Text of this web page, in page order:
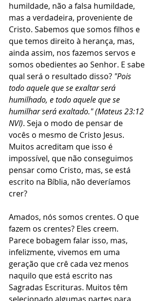
humildade, não a falsa humildade,
mas a verdadeira, proveniente de
Cristo. Sabemos que somos filhos e
que temos direito à herança, mas,
ainda assim, nos fazemos servos e
somos obedientes ao Senhor. E sabe
qual será o resultado disso? "Pois
todo aquele que se exaltar será
humilhado, e todo aquele que se
humilhar será exaltado." (Mateus 23:12
NVI). Seja o modo de pensar de
vocês o mesmo de Cristo Jesus.
Muitos acreditam que isso é
impossível, que não conseguimos
pensar como Cristo, mas, se está
escrito na Bíblia, não deveríamos
crer?
Amados, nós somos crentes. O que
fazem os crentes? Eles creem.
Parece bobagem falar isso, mas,
infelizmente, vivemos em uma
geração que crê cada vez menos
naquilo que está escrito nas
Sagradas Escrituras. Muitos têm